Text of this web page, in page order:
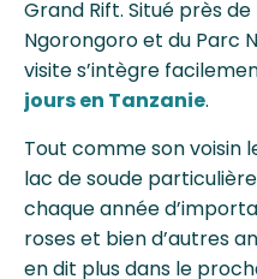
Grand Rift. Situé près
Ngorongoro et du Parc
visite s’intègre
jours en Tanzanie.
Tout comme son voisin
lac de soude
chaque année
roses et bien d’autres
en dit plus dans le